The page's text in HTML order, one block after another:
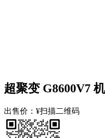
超聚变 G8600V7
出售价： ¥扫描二维码